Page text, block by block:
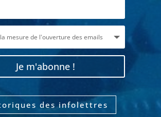
Je m'abonne !
des infolettres